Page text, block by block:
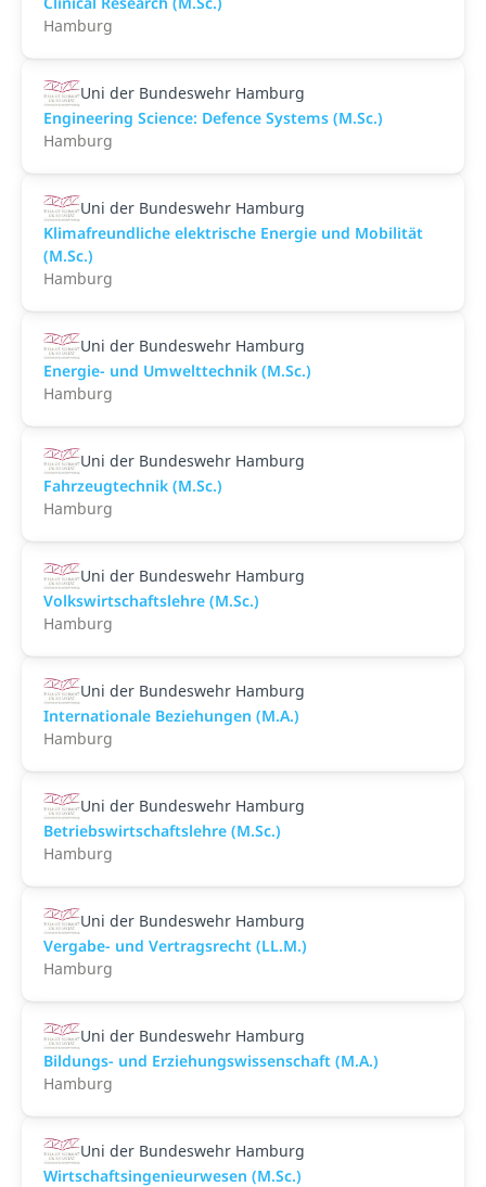
Hamburg
Uni der Bundeswehr Hamburg
Engineering Science: Defence Systems (M.Sc.)
Hamburg
Uni der Bundeswehr Hamburg
Klimafreundliche elektrische Energie und Mobilität
(M.Sc.)
Hamburg
Uni der Bundeswehr Hamburg
Energie- und Umwelttechnik (M.Sc.)
Hamburg
Uni der Bundeswehr Hamburg
Fahrzeugtechnik (M.Sc.)
Hamburg
Uni der Bundeswehr Hamburg
Volkswirtschaftslehre (M.Sc.)
Hamburg
Uni der Bundeswehr Hamburg
Internationale Beziehungen (M.A.)
Hamburg
Uni der Bundeswehr Hamburg
Betriebswirtschaftslehre (M.Sc.)
Hamburg
Uni der Bundeswehr Hamburg
Vergabe- und Vertragsrecht (LL.M.)
Hamburg
Uni der Bundeswehr Hamburg
Bildungs- und Erziehungswissenschaft (M.A.)
Hamburg
Uni der Bundeswehr Hamburg
Wirtschaftsingenieurwesen (M.Sc.)